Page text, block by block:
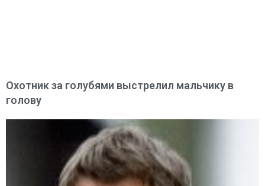
Охотник за голубями выстрелил мальчику в
голову